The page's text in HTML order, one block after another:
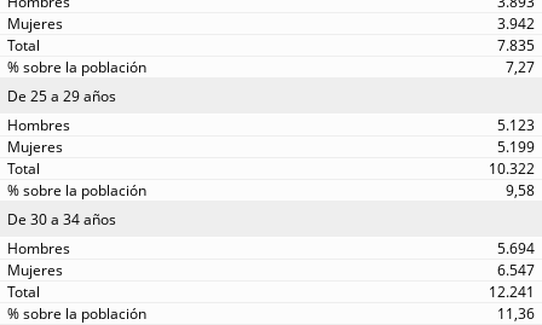
3.942
7.835
7,27
De 25 a 29 años
5.123
5.199
10.322
9,58
De 30 a 34 años
5.694
6.547
12.241
11,36